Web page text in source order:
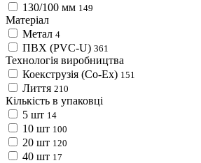
130/100 мм 149
Матеріал
Метал 4
ПВХ (PVC-U) 361
Технологія виробництва
Коекструзія (Co-Ex) 151
Лиття 210
Кількість в упаковці
5 шт 14
10 шт 100
20 шт 120
40 шт 17